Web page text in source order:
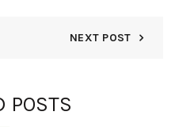
NEXT POST
POSTS